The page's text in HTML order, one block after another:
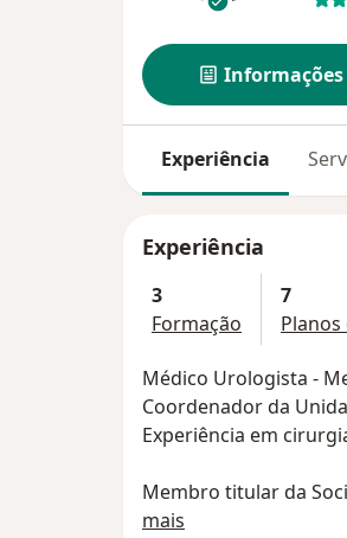
Experiência
Experiência
3
Formação
7
Médico Urologista -
Coordenador da
Experiência em
Membro titular da
Membro da
mais